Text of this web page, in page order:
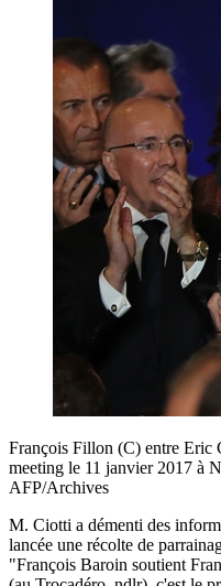
François Fillon (C) entre Eric
meeting le 11 janvier 2017 à
AFP/Archives
M. Ciotti a démenti des
lancée une récolte de
"François Baroin soutient